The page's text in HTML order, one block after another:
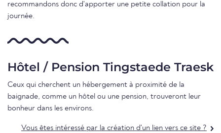
recommandons donc d'apporter une petite collation pour la
journée.
Hôtel / Pension Tingstaede Traesk
Ceux qui cherchent un hébergement à proximité de la
baignade, comme un hôtel ou une pension, trouveront leur
bonheur dans les environs.
Vous êtes intéressé par la création d'un lien vers ce site ?